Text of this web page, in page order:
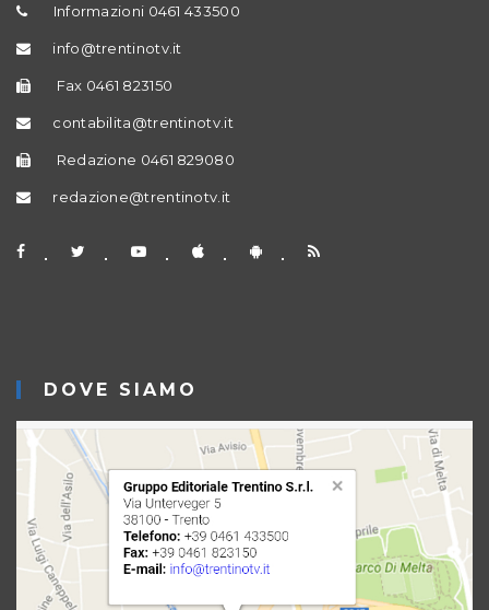
Informazioni 0461 433500
info@trentinotv.it
Fax 0461 823150
contabilita@trentinotv.it
Redazione 0461 829080
redazione@trentinotv.it
DOVE SIAMO